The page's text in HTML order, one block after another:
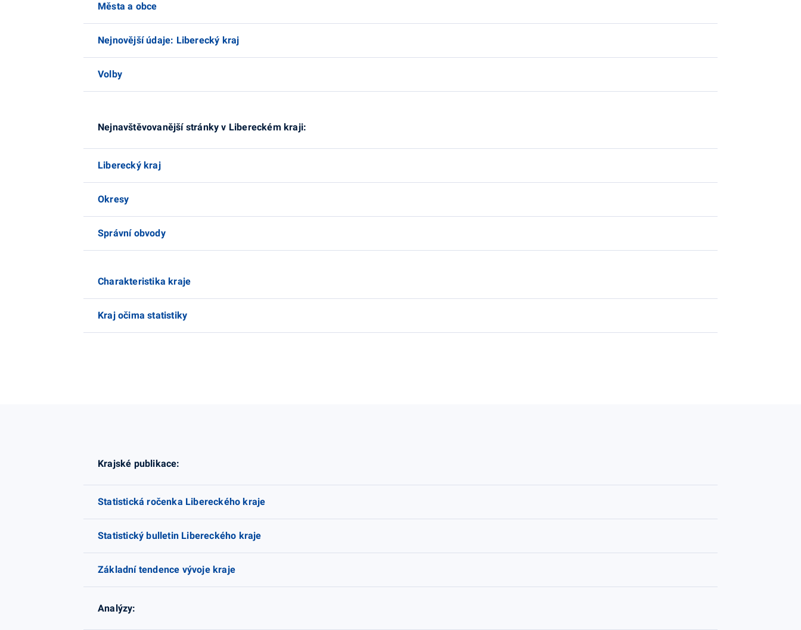
Města a obce
Nejnovější údaje: Liberecký kraj
Volby
Nejnavštěvovanější stránky v Libereckém kraji:
Liberecký kraj
Okresy
Správní obvody
Charakteristika kraje
Kraj očima statistiky
Krajské publikace:
Statistická ročenka Libereckého kraje
Statistický bulletin Libereckého kraje
Základní tendence vývoje kraje
Analýzy: